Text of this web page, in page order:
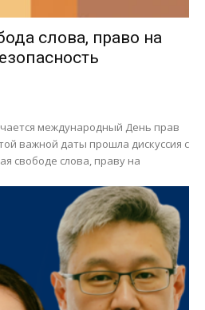
слова, право на
международный День прав
важной даты прошла дискуссия с
свободе слова, праву на